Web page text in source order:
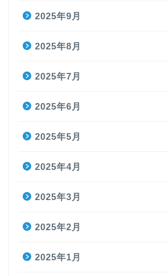
2025年9月
2025年8月
2025年7月
2025年6月
2025年5月
2025年4月
2025年3月
2025年2月
2025年1月